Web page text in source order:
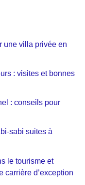
une villa privée en
: visites et bonnes
: conseils pour
sabi suites à
le tourisme et
carrière d’exception